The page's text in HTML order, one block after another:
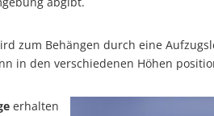
zum Behängen durch eine
in den verschiedenen Höhen
erhalten